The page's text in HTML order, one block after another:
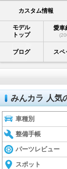
カスタム情報
モデル
トップ
愛車
ブログ スペ
みんカラ 人気
車種別
整備手帳
パーツレビュー
スポット